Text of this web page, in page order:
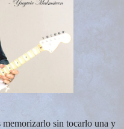
memorizarlo sin tocarlo una y